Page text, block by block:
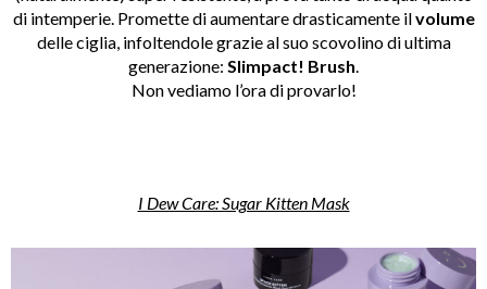
di intemperie. Promette di aumentare drasticamente ilvolume
delle ciglia, infoltendole grazie al suo scovolino di ultima
generazione: Slimpact! Brush
Non vediamo l’ora di provarlo!
I Dew Care: Sugar Kitten Mask